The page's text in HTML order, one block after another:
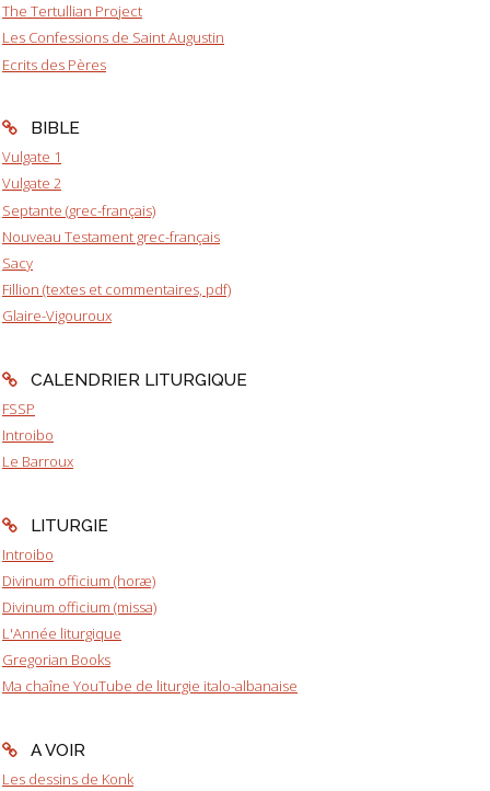
The Tertullian Project
Les Confessions de Saint Augustin
Ecrits des Pères
BIBLE
Vulgate 1
Vulgate 2
Septante (grec-français)
Nouveau Testament grec-français
Sacy
Fillion (textes et commentaires, pdf)
Glaire-Vigouroux
CALENDRIER LITURGIQUE
FSSP
Introibo
Le Barroux
LITURGIE
Introibo
Divinum officium (horæ)
Divinum officium (missa)
L'Année liturgique
Gregorian Books
Ma chaîne YouTube de liturgie italo-albanaise
A VOIR
Les dessins de Konk